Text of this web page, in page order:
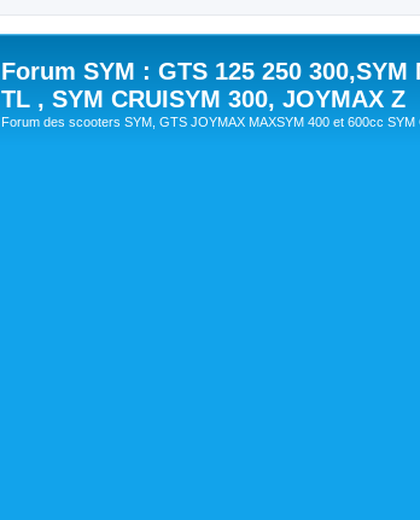
Forum SYM : GTS 125 250 300,SYM
TL , SYM CRUISYM 300, JOYMAX Z
Forum des scooters SYM, GTS JOYMAX MAXSYM 400 et 600cc SYM